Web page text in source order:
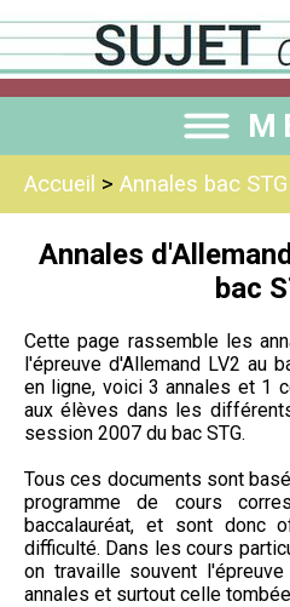
Accueil > Annales bac STG
Annales
bac
Cette page rassemble les
l'épreuve d'Allemand LV2 au
en ligne, voici 3 annales et 1
aux élèves dans les
session 2007 du bac STG.
Tous ces documents sont
programme de cours
baccalauréat, et sont donc
difficulté. Dans les cours
on travaille souvent
annales et surtout celle